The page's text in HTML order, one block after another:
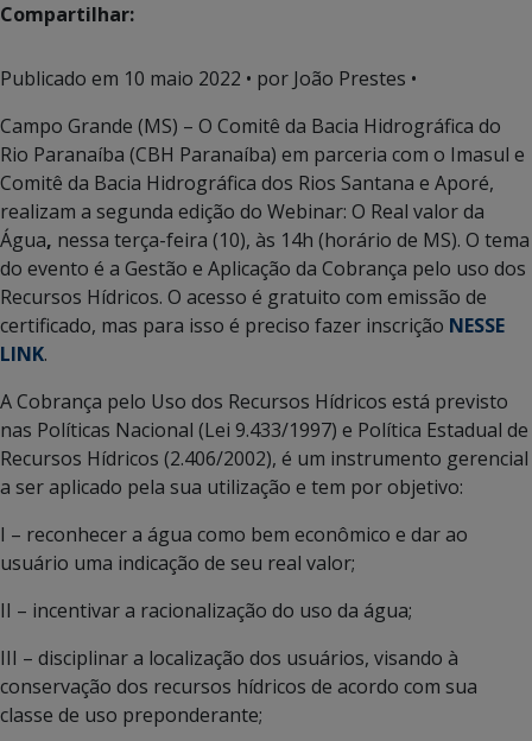
Compartilhar:
Publicado em 10 maio 2022 • por João Prestes •
Campo Grande (MS) – O Comitê da Bacia Hidrográfica do
Rio Paranaíba (CBH Paranaíba) em parceria com o Imasul e
Comitê da Bacia Hidrográfica dos Rios Santana e Aporé,
realizam a segunda edição do Webinar: O Real valor da
Água, nessa terça-feira (10), às 14h (horário de MS). O tema
do evento é a Gestão e Aplicação da Cobrança pelo uso dos
Recursos Hídricos. O acesso é gratuito com emissão de
certificado, mas para isso é preciso fazer inscrição NESSE
LINK.
A Cobrança pelo Uso dos Recursos Hídricos está previsto
nas Políticas Nacional (Lei 9.433/1997) e Política Estadual de
Recursos Hídricos (2.406/2002), é um instrumento gerencial
a ser aplicado pela sua utilização e tem por objetivo:
I – reconhecer a água como bem econômico e dar ao
usuário uma indicação de seu real valor;
II – incentivar a racionalização do uso da água;
III – disciplinar a localização dos usuários, visando à
conservação dos recursos hídricos de acordo com sua
classe de uso preponderante;